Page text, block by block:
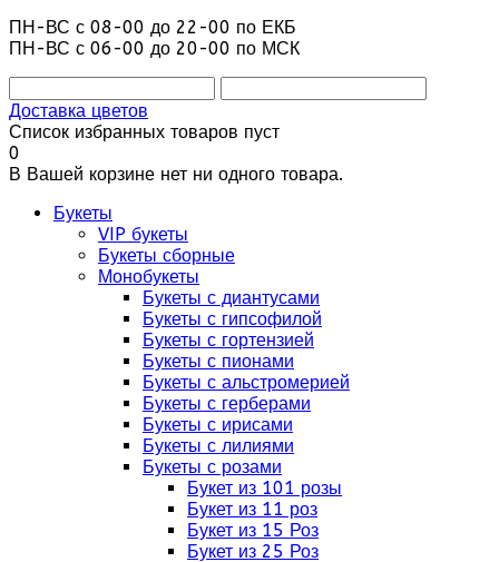
ПН-ВС с 08-00 до 22-00 по ЕКБ
ПН-ВС с 06-00 до 20-00 по МСК
Доставка цветов
Список избранных товаров пуст
0
В Вашей корзине нет ни одного товара.
Букеты
VIP букеты
Букеты сборные
Монобукеты
Букеты с диантусами
Букеты с гипсофилой
Букеты с гортензией
Букеты с пионами
Букеты с альстромерией
Букеты с герберами
Букеты с ирисами
Букеты с лилиями
Букеты с розами
Букет из 101 розы
Букет из 11 роз
Букет из 15 Роз
Букет из 25 Роз